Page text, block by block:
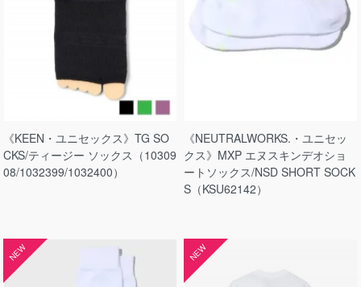
《KEEN・ユニセックス》TG SO
CKS/ティージー ソックス（10309
08/1032399/1032400）
《NEUTRALWORKS.・ユニセッ
クス》MXP エヌスキンデオショ
ートソックス/NSD SHORT SOCK
S（KSU62142）
NEW NEW